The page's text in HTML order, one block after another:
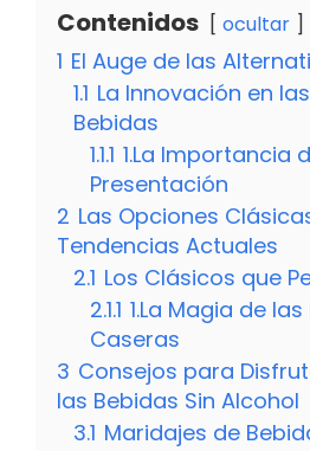
Contenidos ocultar
1 El Auge de las
1.1 La Innovación en
Bebidas
1.1.1 1.La Importancia
Presentación
2 Las Opciones
Tendencias Actuales
2.1 Los Clásicos que
2.1.1 1.La Magia de
Caseras
3 Consejos para
las Bebidas Sin Alcohol
3.1 Maridajes de